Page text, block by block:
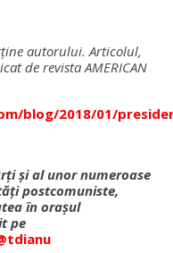
autorului.Articolul,
de revista AMERICAN
blog/2018/01/
şi al unor numeroase
postcomuniste,
în oraşul
pe